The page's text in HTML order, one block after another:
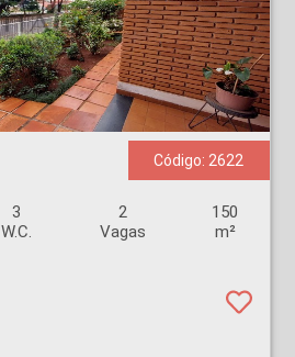
Código: 2622
3
W.C.
2
Vagas
150
m²